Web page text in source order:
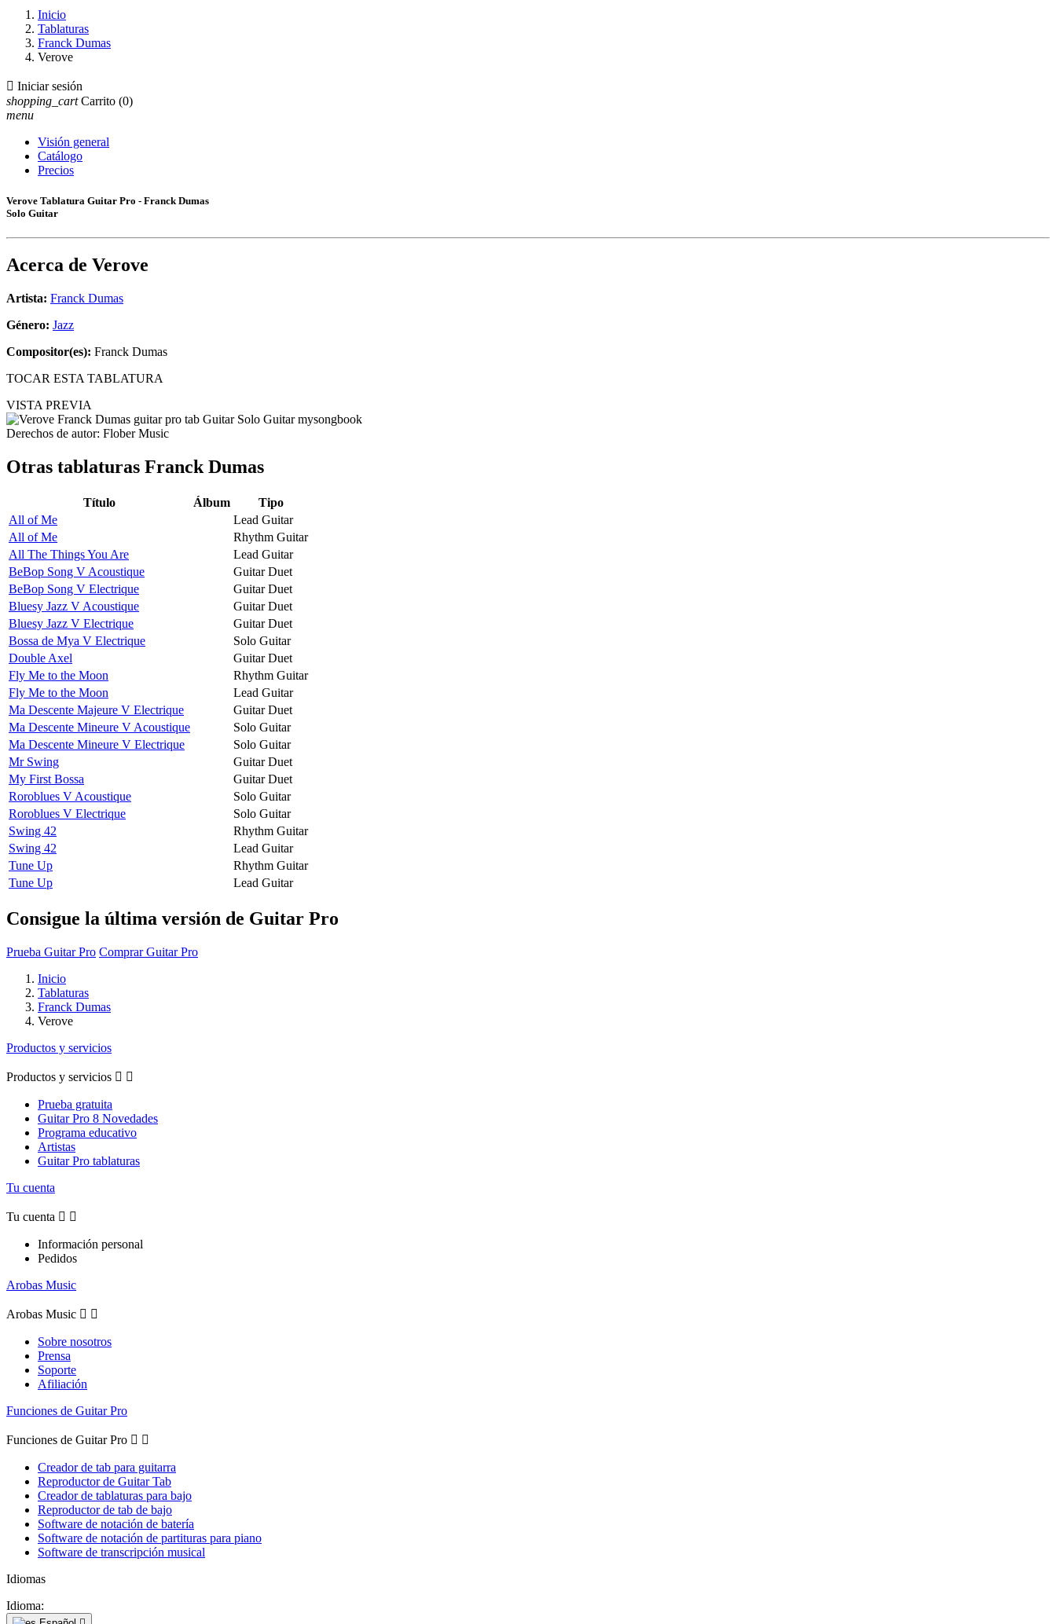
Inicio
Tablaturas
Franck Dumas
Verove
 Iniciar sesión
shopping_cart Carrito (0)
menu
Visión general
Catálogo
Precios
Verove Tablatura Guitar Pro - Franck Dumas
Solo Guitar
Acerca de Verove
Artista: Franck Dumas
Género: Jazz
Compositor(es): Franck Dumas
TOCAR ESTA TABLATURA
VISTA PREVIA
Derechos de autor: Flober Music
Otras tablaturas Franck Dumas
Título Álbum
Tipo
All of Me
Lead Guitar
All of Me
Rhythm Guitar
All The Things You Are
Lead Guitar
BeBop Song V Acoustique
Guitar Duet
BeBop Song V Electrique
Guitar Duet
Bluesy Jazz V Acoustique
Guitar Duet
Bluesy Jazz V Electrique
Guitar Duet
Bossa de Mya V Electrique
Solo Guitar
Double Axel
Guitar Duet
Fly Me to the Moon
Rhythm Guitar
Fly Me to the Moon
Lead Guitar
Ma Descente Majeure V Electrique
Guitar Duet
Ma Descente Mineure V Acoustique
Solo Guitar
Ma Descente Mineure V Electrique
Solo Guitar
Mr Swing
Guitar Duet
My First Bossa
Guitar Duet
Roroblues V Acoustique
Solo Guitar
Roroblues V Electrique
Solo Guitar
Swing 42
Rhythm Guitar
Swing 42
Lead Guitar
Tune Up
Rhythm Guitar
Tune Up
Lead Guitar
Consigue la última versión de Guitar Pro
Prueba Guitar Pro Comprar Guitar Pro
Inicio
Tablaturas
Franck Dumas
Verove
Productos y servicios
Productos y servicios  
Prueba gratuita
Guitar Pro 8 Novedades
Programa educativo
Artistas
Guitar Pro tablaturas
Tu cuenta
Tu cuenta  
Información personal
Pedidos
Arobas Music
Arobas Music  
Sobre nosotros
Prensa
Soporte
Afiliación
Funciones de Guitar Pro
Funciones de Guitar Pro  
Creador de tab para guitarra
Reproductor de Guitar Tab
Creador de tablaturas para bajo
Reproductor de tab de bajo
Software de notación de batería
Software de notación de partituras para piano
Software de transcripción musical
Idiomas
Idioma: